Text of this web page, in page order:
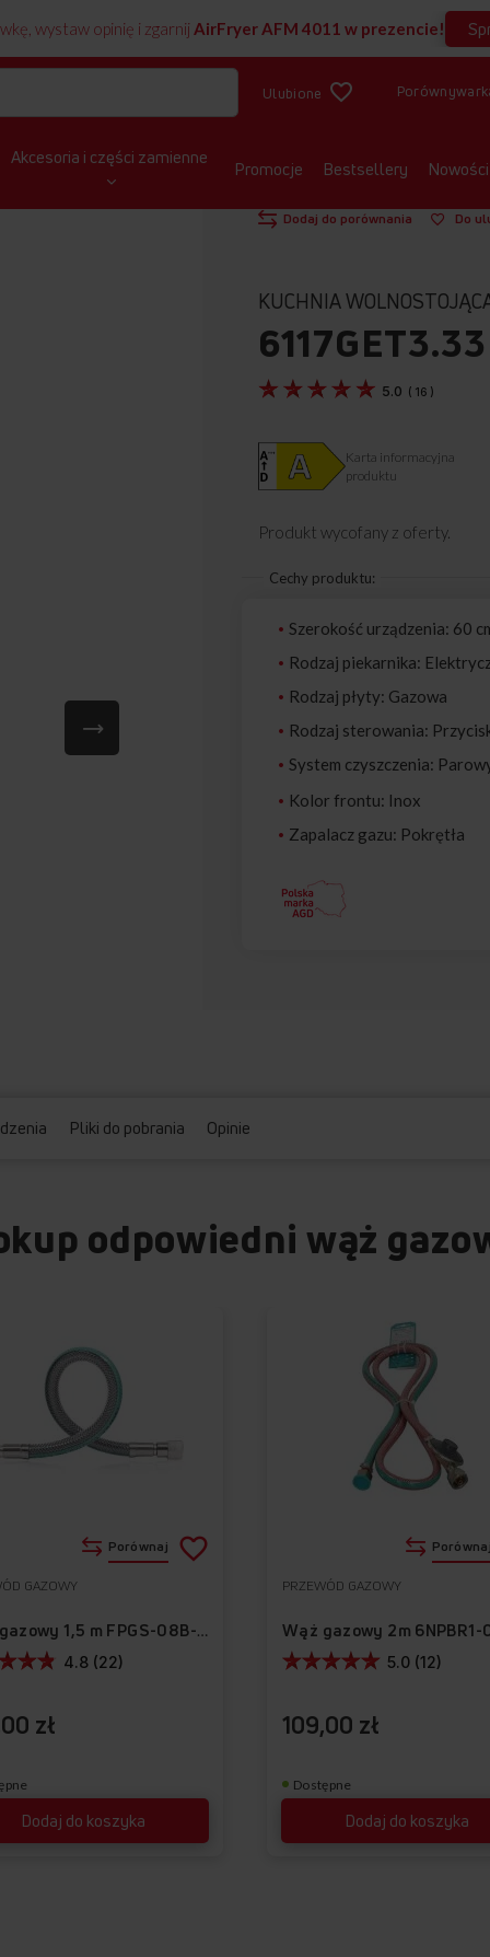
wystaw opinię i zgarnij AirFryer AFM 4011 w prezencie!
Ulubione
Akcesoria i części zamienne Promocje Bestsellery Nowości
Pokaż produkt w 3D STRONA GŁÓWNA KUCHNIE
Dodaj do porównania Do
KUCHNIA
5.0 ( 16 )
Karta informacyjna
produktu
Produkt wycofany z oferty.
Cechy produktu:
Szerokość urządzenia: 60
Rodzaj piekarnika:
Rodzaj płyty: Gazowa
Rodzaj sterowania:
System czyszczenia:
Kolor frontu: Inox
Zapalacz gazu: Pokrętła
Pliki do pobrania Opinie
odpowiedni wąż
GAZOWY
Wąż gazowy 1,5 m FPGS-08B-150
Dodaj do koszyka
4.8 (22)
zł
Porównaj Dodaj
listyulubionych
Dostępne
PRZEWÓD GAZOWY
Dodaj do koszyka
5.0 (12)
109,00 zł